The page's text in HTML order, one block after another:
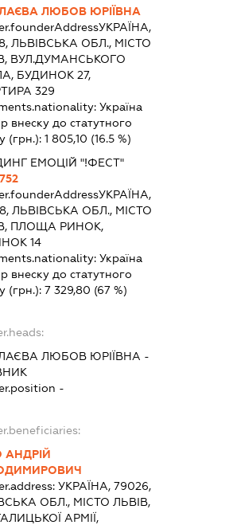
ЛЮБОВ ЮРІЇВНА
УКРАЇНА,
ЛЬВІВСЬКА ОБЛ., МІСТО
ВУЛ.ДУМАНСЬКОГО
БУДИНОК 27,
329
Україна
внеску до статутного
(грн.): 1 805,10 (16.5 %)
ЕМОЦІЙ "!ФЕСТ"
УКРАЇНА,
ЛЬВІВСЬКА ОБЛ., МІСТО
ПЛОЩА РИНОК,
14
Україна
внеску до статутного
(грн.): 7 329,80 (67 %)
ЛЮБОВ ЮРІЇВНА -
-
АНДРІЙ
УКРАЇНА, 79026,
ОБЛ., МІСТО ЛЬВІВ,
АРМІЇ,